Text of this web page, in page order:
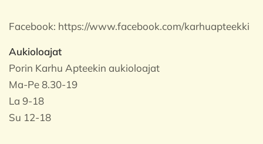
Facebook: https://www.facebook.com/karhuapteekki
Aukioloajat
Porin Karhu Apteekin aukioloajat
Ma-Pe 8.30-19
La 9-18
Su 12-18